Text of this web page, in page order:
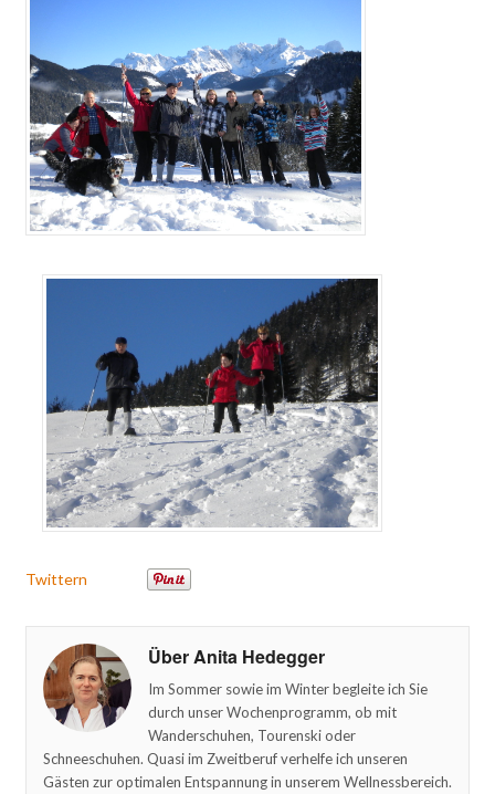
Twittern
Über Anita Hedegger
Im Sommer sowie im Winter begleite ich Sie
durch unser Wochenprogramm, ob mit
Wanderschuhen, Tourenski oder
Schneeschuhen. Quasi im Zweitberuf verhelfe ich unseren
Gästen zur optimalen Entspannung in unserem Wellnessbereich.